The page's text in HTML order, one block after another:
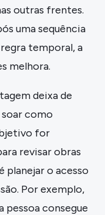
outras frentes.
uma sequência
temporal, a
melhora.
deixa de
como
for
revisar obras
planejar o acesso
Por exemplo,
pessoa consegue